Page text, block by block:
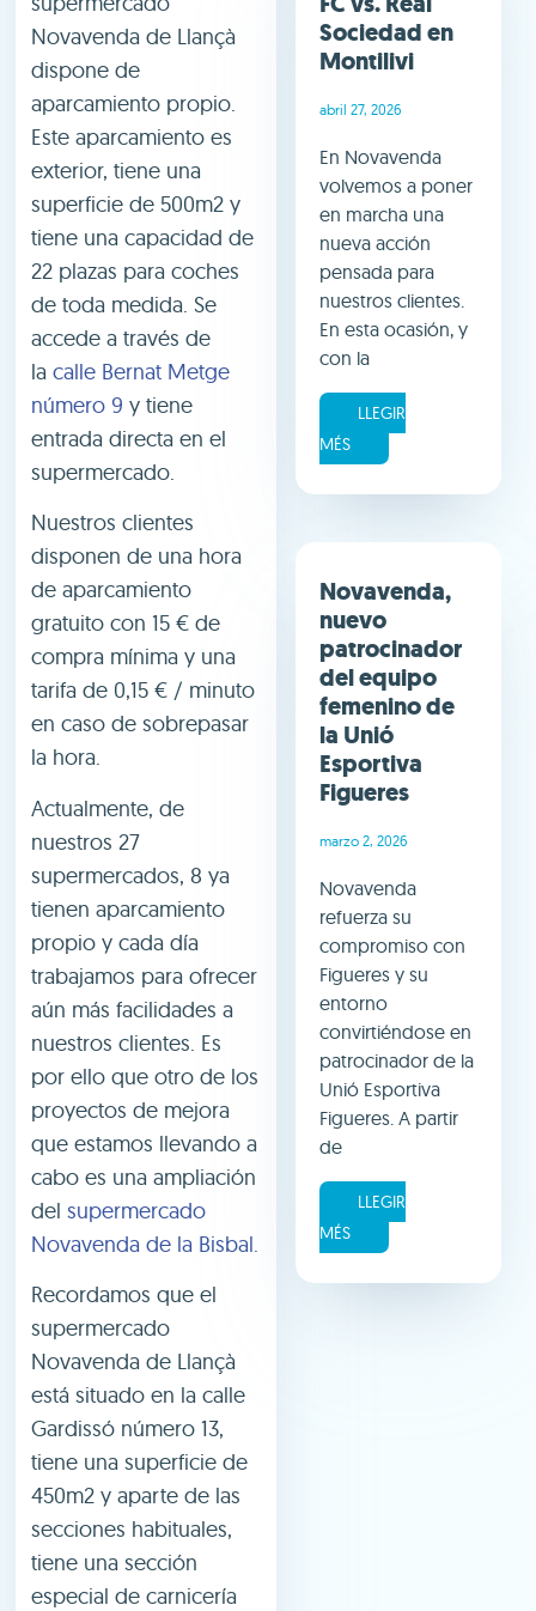
Novavenda de Llançà
dispone de
aparcamiento propio.
Este aparcamiento es
exterior, tiene una
superficie de 500m2 y
tiene una capacidad de
22 plazas para coches
de toda medida. Se
accede a través de
lacalle Bernat Metge
número 9 y tiene
entrada directa en el
supermercado.
Nuestros clientes
disponen de una hora
de aparcamiento
gratuito con 15 € de
compra mínima y una
tarifa de 0,15 € / minuto
en caso de sobrepasar
la hora.
Actualmente, de
nuestros 27
supermercados, 8 ya
tienen aparcamiento
propio y cada día
trabajamos para ofrecer
aún más facilidades a
nuestros clientes. Es
por ello que otro de los
proyectos de mejora
que estamos llevando a
cabo es una ampliación
delsupermercado
Novavenda de la Bisbal.
Recordamos que el
supermercado
Novavenda de Llançà
está situado en la calle
Gardissó número 13,
tiene una superficie de
450m2 y aparte de las
secciones habituales,
tiene una sección
especial de carnicería
Sociedad en
Montilivi
abril 27, 2026
En Novavenda
volvemos a poner
en marcha una
nueva acción
pensada para
nuestros clientes.
En esta ocasión, y
con la
LLEGIR
MÉS
Novavenda,
nuevo
patrocinador
del equipo
femenino de
la Unió
Esportiva
Figueres
marzo 2, 2026
Novavenda
refuerza su
compromiso con
Figueres y su
entorno
convirtiéndose en
patrocinador de la
Unió Esportiva
Figueres. A partir
de
LLEGIR
MÉS